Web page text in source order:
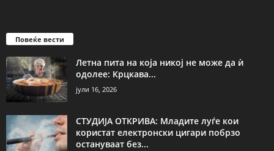
Повеќе вести
Летна пита на која никој не може да ѝ
одолее: Крцкава...
јули 16, 2026
СТУДИЈА ОТКРИВА: Младите луѓе кои
користат електронски цигари побрзо
остануваат без...